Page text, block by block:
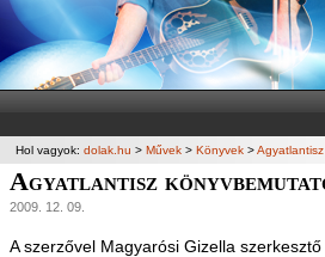
Hol vagyok: dolak.hu > Művek > Könyvek >Agyatlantisz
Agyatlantisz
2009. 12. 09.
A szerzővel Magyarósi Gizella szerkesztő